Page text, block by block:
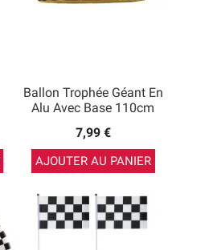
Ballon Trophée Géant En
Alu Avec Base 110cm
7,99 €
AJOUTER AU PANIER